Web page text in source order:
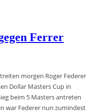
Ferrer
morgen Roger Federer
Dollar Masters Cup in
beim 5 Masters antreten
war Federer nun zumindest